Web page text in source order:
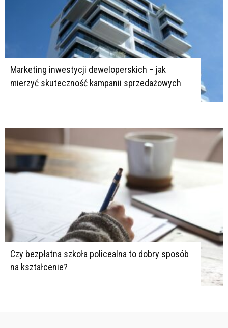
Marketing inwestycji deweloperskich – jak
mierzyć skuteczność kampanii sprzedażowych
Czy bezpłatna szkoła policealna to dobry sposób
na kształcenie?